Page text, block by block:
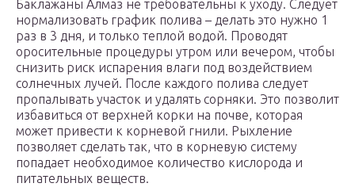
Баклажаны Алмаз не требовательны к уходу. Следует
нормализовать график полива – делать это нужно 1
раз в 3 дня, и только теплой водой. Проводят
оросительные процедуры утром или вечером, чтобы
снизить риск испарения влаги под воздействием
солнечных лучей. После каждого полива следует
пропалывать участок и удалять сорняки. Это позволит
избавиться от верхней корки на почве, которая
может привести к корневой гнили. Рыхление
позволяет сделать так, что в корневую систему
попадает необходимое количество кислорода и
питательных веществ.